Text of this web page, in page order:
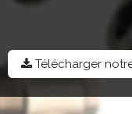
Télécharger